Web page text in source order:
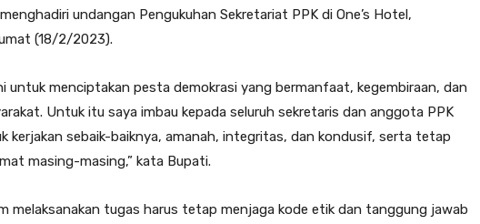
undangan Pengukuhan Sekretariat PPK di One’s Hotel,
(18/2/2023).
untuk menciptakan pesta demokrasi yang bermanfaat, kegembiraan, dan
Untuk itu saya imbau kepada seluruh sekretaris dan anggota PPK
kerjakan sebaik-baiknya, amanah, integritas, dan kondusif, serta tetap
masing-masing,” kata Bupati.
melaksanakan tugas harus tetap menjaga kode etik dan tanggung jawab